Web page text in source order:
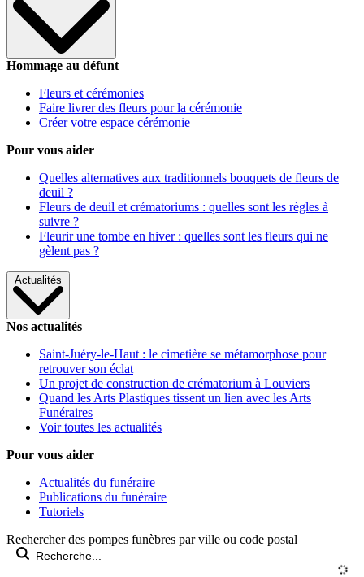
Hommage au défunt
Fleurs et cérémonies
Faire livrer des fleurs pour la cérémonie
Créer votre espace cérémonie
Pour vous aider
Quelles alternatives aux traditionnels bouquets de fleurs de
deuil ?
Fleurs de deuil et crématoriums : quelles sont les règles à
suivre ?
Fleurir une tombe en hiver : quelles sont les fleurs qui ne
gèlent pas ?
Actualités
Nos actualités
Saint-Juéry-le-Haut : le cimetière se métamorphose pour
retrouver son éclat
Un projet de construction de crématorium à Louviers
Quand les Arts Plastiques tissent un lien avec les Arts
Funéraires
Voir toutes les actualités
Pour vous aider
Actualités du funéraire
Publications du funéraire
Tutoriels
Rechercher des pompes funèbres par ville ou code postal